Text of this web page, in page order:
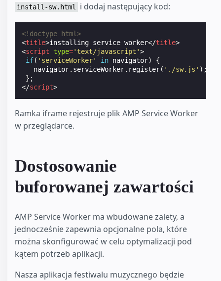
install-sw.html i dodaj następujący kod:
<!doctype html>
<title>installing service worker</title>
<script type='text/javascript'>
if( 'serviceWorker' in navigator)
{
navigator. serviceWorker. register( './sw.js' );
};
</script>
Ramka iframe rejestruje plik AMP Service Worker
w przeglądarce.
Dostosowanie
buforowanej zawartości
AMP Service Worker ma wbudowane zalety, a
jednocześnie zapewnia opcjonalne pola, które
można skonfigurować w celu optymalizacji pod
kątem potrzeb aplikacji.
Nasza aplikacja festiwalu muzycznego będzie